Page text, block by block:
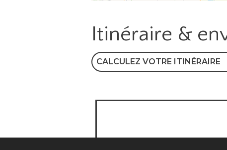
Itinéraire &
CALCULEZ VOTRE ITINÉRAIRE